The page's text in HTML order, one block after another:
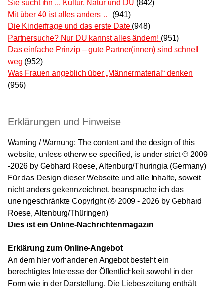
Sie sucht ihn ... Kultur, Natur und DU (842)
Mit über 40 ist alles anders … (941)
Die Kinderfrage und das erste Date (948)
Partnersuche? Nur DU kannst alles ändern! (951)
Das einfache Prinzip – gute Partner(innen) sind schnell
weg (952)
Was Frauen angeblich über „Männermaterial“ denken
(956)
Erklärungen und Hinweise
Warning / Warnung: The content and the design of this
website, unless otherwise specified, is under strict © 2009
-2026 by Gebhard Roese, Altenburg/Thuringia (Germany)
Für das Design dieser Webseite und alle Inhalte, soweit
nicht anders gekennzeichnet, beanspruche ich das
uneingeschränkte Copyright (© 2009 - 2026 by Gebhard
Roese, Altenburg/Thüringen)
Dies ist ein Online-Nachrichtenmagazin
Erklärung zum Online-Angebot
An dem hier vorhandenen Angebot besteht ein
berechtigtes Interesse der Öffentlichkeit sowohl in der
Form wie in der Darstellung. Die Liebeszeitung enthält